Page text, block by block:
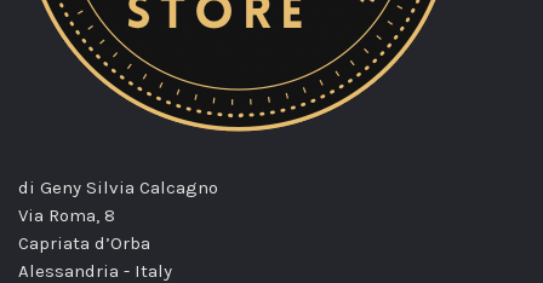
di Geny Silvia Calcagno
Via Roma, 8
Capriata d’Orba
Alessandria - Italy